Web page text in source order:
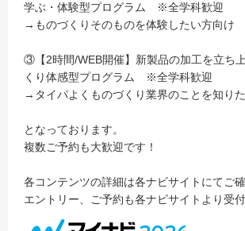
学ぶ・体験型プログラム ※全学科歓迎
→ものづくりそのものを体験したい方向け
③【2時間/WEB開催】新製品の加工を立ち
くり体感型プログラム ※全学科歓迎
→タイパよくものづくり業界のことを知り
となっております。
複数ご予約も大歓迎です！
各コンテンツの詳細は各ナビサイトにてご確
エントリー、ご予約も各ナビサイトより受付